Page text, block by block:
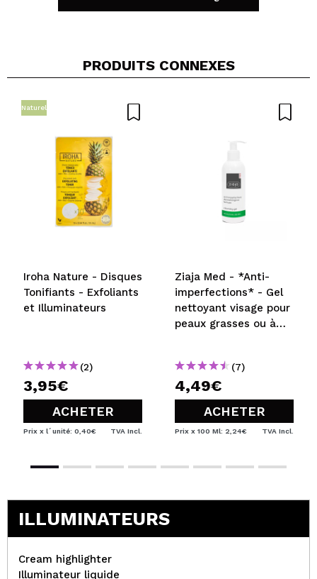
Partager une vidéo ou une photo
PRODUITS CONNEXES
Naturel
Iroha Nature - Disques
Tonifiants - Exfoliants
et Illuminateurs
(2)
3,95€
ACHETER
Prix x l´unité: 0,40€ TVA Incl.
Ziaja Med - *Anti-
imperfections* - Gel
nettoyant visage pour
peaux grasses ou à
(7)
4,49€
ACHETER
Prix x 100 Ml: 2,24€ TVA Incl.
ILLUMINATEURS
Cream highlighter
Illuminateur liquide